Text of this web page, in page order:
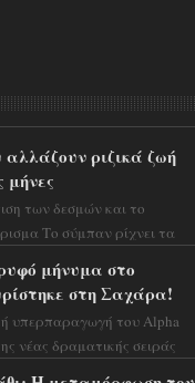
ριζικά ζωή
μήνες
των δεσμών και το
Το σύμπαν ρίχνει τα
μήνυμα στο
στη Σαχάρα!
υπερπαραγωγή του Alpha
νέας δραματικής σειράς